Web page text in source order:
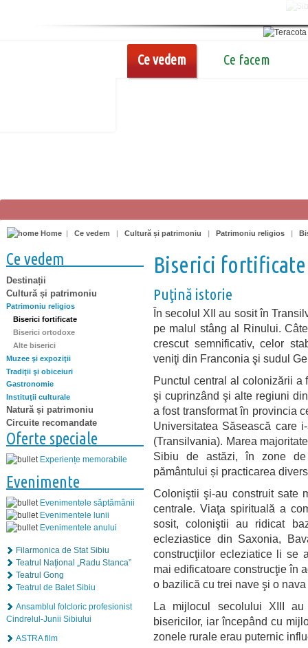
Ce vedem Ce facem
Home | Ce vedem | Cultură și patrimoniu | Patrimoniu religios |
Ce vedem
Destinații
Cultură și patrimoniu
Patrimoniu religios
Biserici fortificate
Biserici ortodoxe
Alte biserici
Muzee şi expoziţii
Tradiţii şi obiceiuri
Gastronomie
Instituţii culturale
Natură și patrimoniu
Circuite recomandate
Oferte speciale
Experiențe memorabile
Evenimente
Evenimentele săptămânii
Evenimentele lunii
Evenimentele anului
Filarmonica de Stat Sibiu
Teatrul Naţional „Radu Stanca”
Teatrul Gong
Teatrul de Balet Sibiu
Ansamblul folcloric profesionist
Cindrelul-Junii Sibiului
ASTRA film
Biserici fortificate
Puţină istorie
În secolul XII au sosit în
pe malul stâng al Rinului.
crescut semnificativ, celor
veniţi din Franconia şi sudul
Punctul central al colonizării a
şi cuprinzând şi alte regiuni
a fost transformat în provincia
Universitatea Săsească care
(Transilvania). Marea
Sibiu de astăzi, în zone
pământului și practicarea
Coloniştii şi-au construit sate
centrale. Viaţa spirituală a
sosit, coloniştii au ridicat
ecleziastice din Saxonia,
construcţiilor ecleziatice li se
mai edificatoare construcţie în
o bazilică cu trei nave şi o
La mijlocul secolului XIII au
bisericilor, iar începând cu
zonele rurale erau puternic